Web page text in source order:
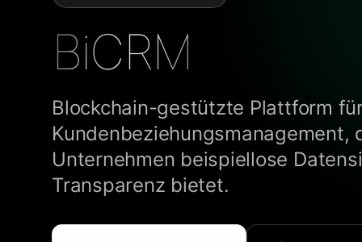
BiCRM
Blockchain-gestützte Plattform
Kundenbeziehungsmanagement,
Unternehmen beispiellose
Transparenz bietet.